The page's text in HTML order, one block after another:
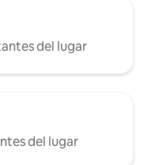
del lugar
del lugar